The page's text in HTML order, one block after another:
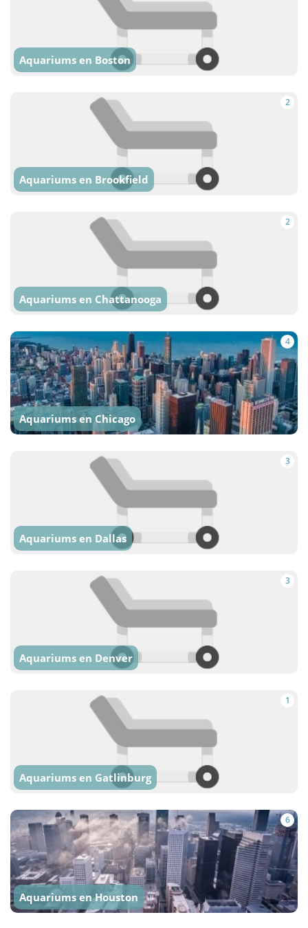
Aquariums en Boston
2
Aquariums en Brookfield
2
Aquariums en Chattanooga
4
Aquariums en Chicago
3
Aquariums en Dallas
3
Aquariums en Denver
1
Aquariums en Gatlinburg
6
Aquariums en Houston